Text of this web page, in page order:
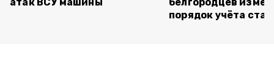
порядок учёта ста